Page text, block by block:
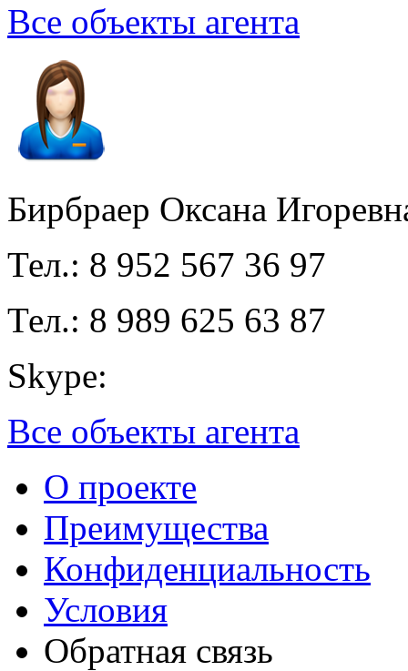
Все объекты агента
Бирбраер Оксана
Тел.: 8 952 567 36 97
Тел.: 8 989 625 63 87
Skype:
Все объекты агента
О проекте
Преимущества
Конфиденциальность
Условия
Обратная связь